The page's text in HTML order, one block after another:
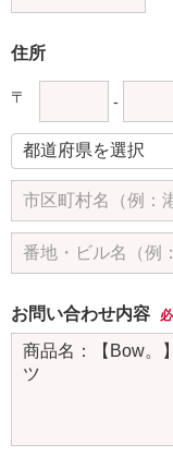
住所
〒 -
お問い合わせ内容